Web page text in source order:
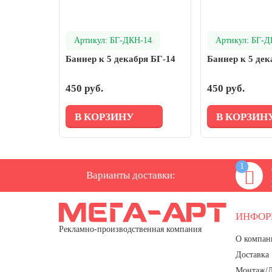
1 апреля, День смеха
Апрель, Месячник по благоустройству
День геолога (первое воскресенье
апреля)
Светлая Пасха
12 апреля, День космонавтики
6 мая, День герба и флага города
Москвы
Артикул: БГ-ДКН-14
Баннер к 5 декабря БГ-14
450 руб.
В КОРЗИНУ
Артикул: БГ-
Баннер к 5
450 руб.
В
Варианты доставки:
1
Рекламно-производственная компания
О
Доставка